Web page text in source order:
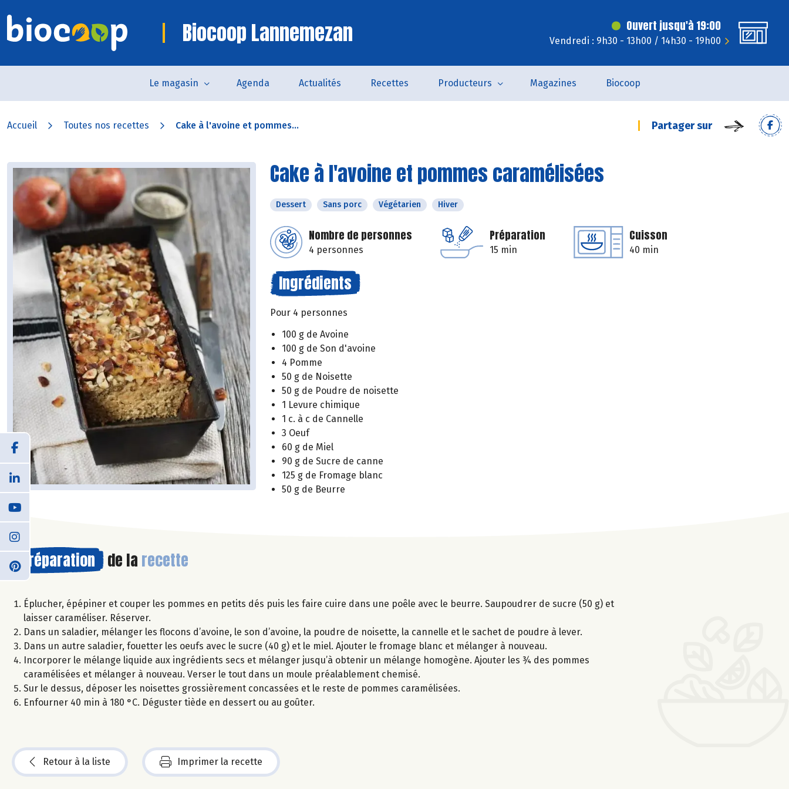
Biocoop Lannemezan Ouvert jusqu'à 19:00
Vendredi : 9h30 - 13h00 / 14h30 - 19h00
Le magasin Agenda Actualités Recettes Producteurs Magazines Biocoop
Accueil Toutes nos recettes Cake à l'avoine et pommes... Partager sur
Cake à l'avoine et pommes caramélisées
Dessert Sans porc Végétarien Hiver
Nombre de personnes
4 personnes
Préparation
15 min
Cuisson
40 min
Ingrédients
Pour 4 personnes
100 g de Avoine
100 g de Son d'avoine
4 Pomme
50 g de Noisette
50 g de Poudre de noisette
1 Levure chimique
1 c. à c de Cannelle
3 Oeuf
60 g de Miel
90 g de Sucre de canne
125 g de Fromage blanc
50 g de Beurre
Préparation de la recette
Éplucher, épépiner et couper les pommes en petits dés puis les faire cuire dans une poêle avec le beurre. Saupoudrer de sucre (50 g) et
laisser caraméliser. Réserver.
Dans un saladier, mélanger les flocons d’avoine, le son d’avoine, la poudre de noisette, la cannelle et le sachet de poudre à lever.
Dans un autre saladier, fouetter les oeufs avec le sucre (40 g) et le miel. Ajouter le fromage blanc et mélanger à nouveau.
Incorporer le mélange liquide aux ingrédients secs et mélanger jusqu’à obtenir un mélange homogène. Ajouter les ¾ des pommes
caramélisées et mélanger à nouveau. Verser le tout dans un moule préalablement chemisé.
Sur le dessus, déposer les noisettes grossièrement concassées et le reste de pommes caramélisées.
Enfourner 40 min à 180 °C. Déguster tiède en dessert ou au goûter.
Retour à la liste Imprimer la recette